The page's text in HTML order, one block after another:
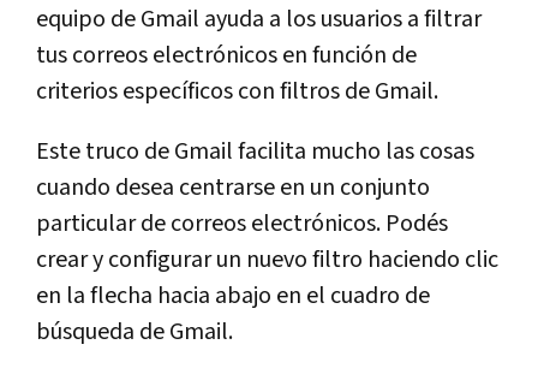
equipo de Gmail ayuda a los usuarios a filtrar
tus correos electrónicos en función de
criterios específicos con filtros de Gmail.
Este truco de Gmail facilita mucho las cosas
cuando desea centrarse en un conjunto
particular de correos electrónicos. Podés
crear y configurar un nuevo filtro haciendo clic
en la flecha hacia abajo en el cuadro de
búsqueda de Gmail.